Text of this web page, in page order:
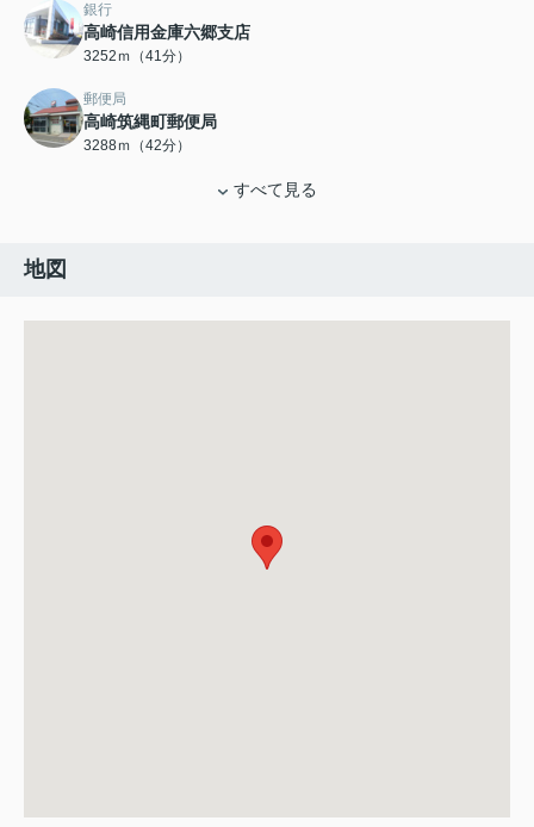
銀行
高崎信用金庫六郷支店
3252ｍ（41分）
郵便局
高崎筑縄町郵便局
3288ｍ（42分）
すべて見る
地図